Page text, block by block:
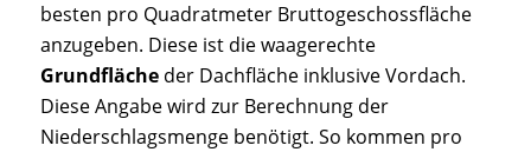
besten pro Quadratmeter Bruttogeschossfläche
anzugeben. Diese ist die waagerechte
Grundflächeder Dachfläche inklusive Vordach.
Diese Angabe wird zur Berechnung der
Niederschlagsmenge benötigt. So kommen pro